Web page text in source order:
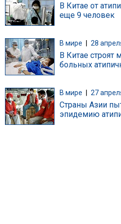
В Китае от
еще 9 человек
В мире 28
В Китае строят
больных
В мире 27
Страны Азии
эпидемию